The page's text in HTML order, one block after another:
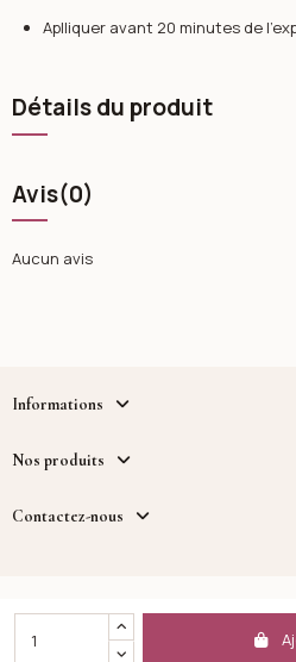
Aplliquer avant 20 minutes de
Détails du produit
Avis(0)
Aucun avis
Informations
Nos produits
Contactez-nous